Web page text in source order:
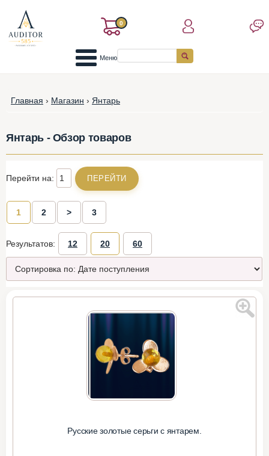
0
Меню
Главная › Магазин › Янтарь
Янтарь - Обзор товаров
Перейти на:
1 2 > 3
Результатов: 12 20 60
Русские золотые серьги с янтарем.